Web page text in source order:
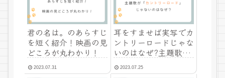
君の名は。のあらすじ
を短く紹介！映画の見
どころが丸わかり！
2023.07.31
耳をすませば実写でカ
ントリーロードじゃな
いのはなぜ?主題歌の
謎を調査!
2023.07.25